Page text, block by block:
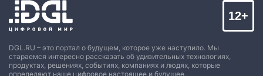
DGL.RU – это портал о будущем, которое уже наступило. Мы
стараемся интересно рассказать об удивительных технологиях,
продуктах, решениях, событиях, компаниях и людях, которые
определяют наше цифровое настоящее и будущее.
12+